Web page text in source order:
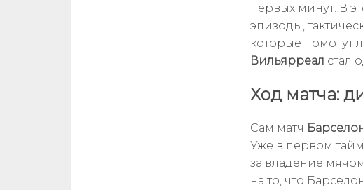
первых минут. В
эпизоды,
которые помогут
Вильярреал стал
Ход матча:
Сам матч
Уже в первом
за владение
на то, что